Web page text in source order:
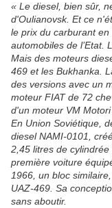
« Le diesel, bien sûr,
d'Oulianovsk. Et ce
le prix du carburant
automobiles de l’Etat.
Mais des moteurs
469 et les Bukhanka.
des versions avec un
moteur FIAT de 72
d'un moteur VM
En Union Soviétique,
diesel NAMI-0101,
2,45 litres de
première voiture
1966, un bloc
UAZ-469. Sa
sans aboutir.